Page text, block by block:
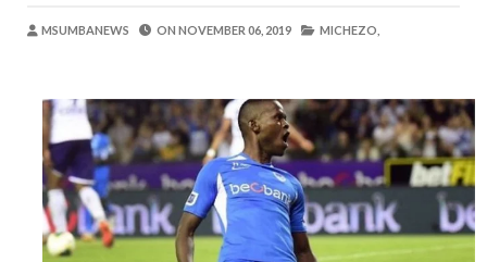
MSUMBA-Aug 08 2026
TPDC YARIDHISHWA NA MAENDELEO
OSCAR ASSENGA-Aug 07 2026
Nilinusurika Jela Kwa Dhuluma, Mpaka
Zawadi -Aug 08 2026
MSUMBANEWS ON NOVEMBER 06, 2019 MICHEZO,